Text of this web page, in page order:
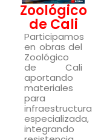
Zoológico
de Cali
Participamos
en obras del
Zoológico
de Cali
aportando
materiales
para
infraestructura
especializada,
integrando